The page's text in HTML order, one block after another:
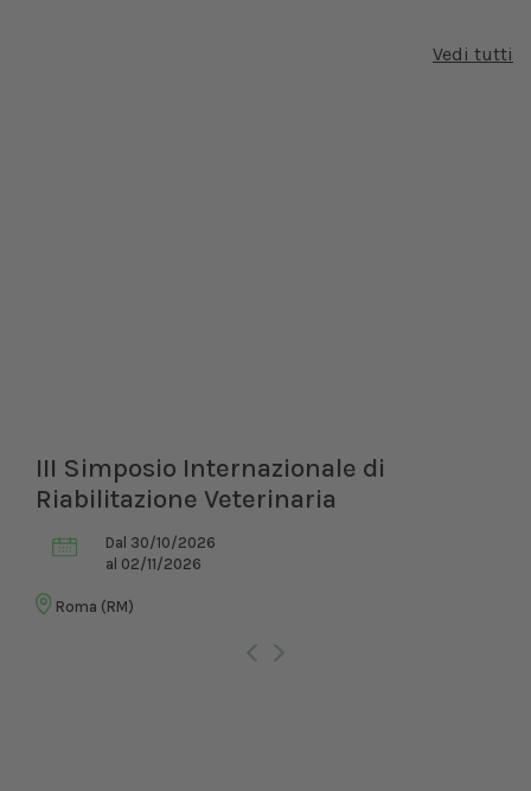
Vedi tutti
III Simposio Internazionale di
Riabilitazione Veterinaria
Dal 30/10/2026
al 02/11/2026
Roma (RM)